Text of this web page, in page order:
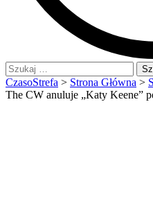
Szukaj:
CzasoStrefa > Strona Główna >
The CW anuluje „Katy Keene”